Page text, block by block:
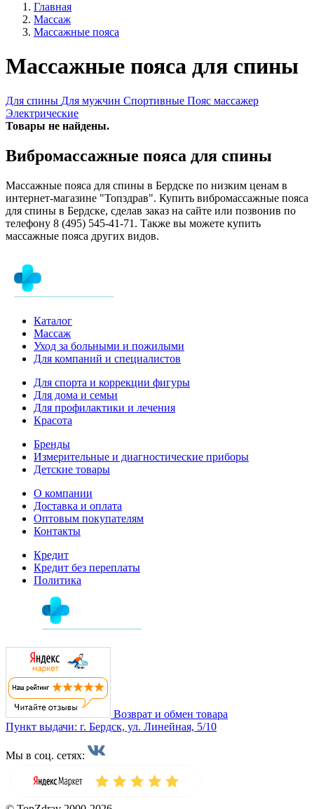
Главная
Массаж
Массажные пояса
Массажные пояса для спины
Для спины Для мужчин Спортивные Пояс массажер
Электрические
Товары не найдены.
Вибромассажные пояса для спины
Массажные пояса для спины в Бердске по низким ценам в
интернет-магазине "Топздрав". Купить вибромассажные пояса
для спины в Бердске, сделав заказ на сайте или позвонив по
телефону 8 (495) 545-41-71. Также вы можете купить
массажные пояса других видов.
Каталог
Массаж
Уход за больными и пожилыми
Для компаний и специалистов
Для спорта и коррекции фигуры
Для дома и семьи
Для профилактики и лечения
Красота
Бренды
Измерительные и диагностические приборы
Детские товары
О компании
Доставка и оплата
Оптовым покупателям
Контакты
Кредит
Кредит без переплаты
Политика
Возврат и обмен товара
Пункт выдачи: г. Бердск, ул. Линейная, 5/10
Мы в соц. сетях: